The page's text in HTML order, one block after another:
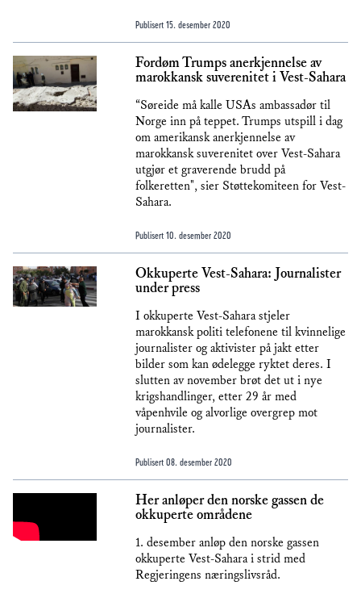
Publisert 15. desember 2020
Fordøm Trumps anerkjennelse av
marokkansk suverenitet i Vest-Sahara
“Søreide må kalle USAs ambassadør til
Norge inn på teppet. Trumps utspill i dag
om amerikansk anerkjennelse av
marokkansk suverenitet over Vest-Sahara
utgjør et graverende brudd på
folkeretten", sier Støttekomiteen for Vest-
Sahara.
Publisert 10. desember 2020
Okkuperte Vest-Sahara: Journalister
under press
I okkuperte Vest-Sahara stjeler
marokkansk politi telefonene til kvinnelige
journalister og aktivister på jakt etter
bilder som kan ødelegge ryktet deres. I
slutten av november brøt det ut i nye
krigshandlinger, etter 29 år med
våpenhvile og alvorlige overgrep mot
journalister.
Publisert 08. desember 2020
Her anløper den norske gassen de
okkuperte områdene
1. desember anløp den norske gassen
okkuperte Vest-Sahara i strid med
Regjeringens næringslivsråd.